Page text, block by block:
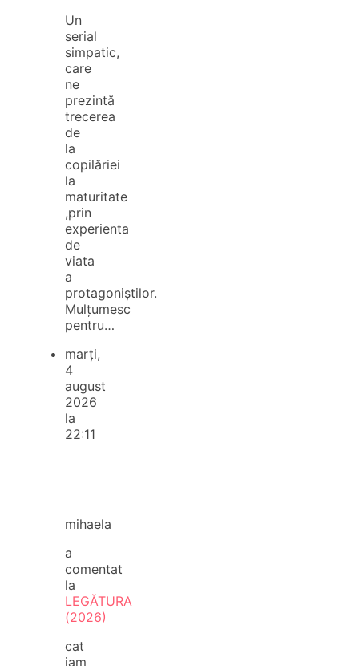
Un
serial
simpatic,
care
ne
prezintă
trecerea
de
la
copilăriei
la
maturitate
,prin
experienta
de
viata
a
protagoniștilor.
Mulțumesc
pentru…
marți,
4
august
2026
la
22:11
mihaela
a
comentat
la
LEGĂTURA
(2026)
cat
iam